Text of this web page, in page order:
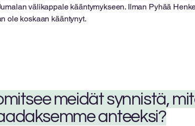
välikappale kääntymykseen. Ilman Pyhää
ole koskaan kääntynyt.
meidät synnistä,
anteeksi?